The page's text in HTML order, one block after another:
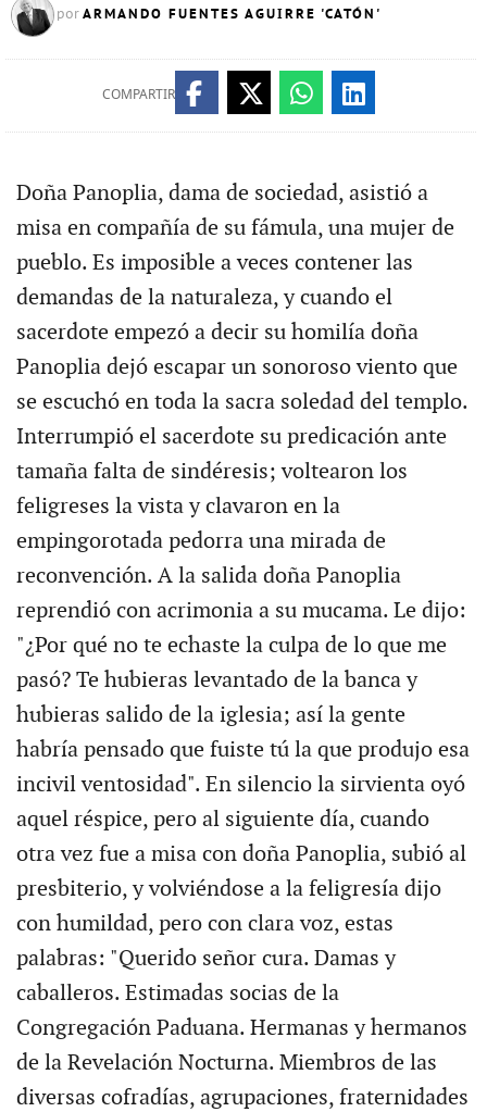
por ARMANDO FUENTES AGUIRRE 'CATÓN'
COMPARTIR
Doña Panoplia, dama de sociedad, asistió a
misa en compañía de su fámula, una mujer de
pueblo. Es imposible a veces contener las
demandas de la naturaleza, y cuando el
sacerdote empezó a decir su homilía doña
Panoplia dejó escapar un sonoroso viento que
se escuchó en toda la sacra soledad del templo.
Interrumpió el sacerdote su predicación ante
tamaña falta de sindéresis; voltearon los
feligreses la vista y clavaron en la
empingorotada pedorra una mirada de
reconvención. A la salida doña Panoplia
reprendió con acrimonia a su mucama. Le dijo:
"¿Por qué no te echaste la culpa de lo que me
pasó? Te hubieras levantado de la banca y
hubieras salido de la iglesia; así la gente
habría pensado que fuiste tú la que produjo esa
incivil ventosidad". En silencio la sirvienta oyó
aquel réspice, pero al siguiente día, cuando
otra vez fue a misa con doña Panoplia, subió al
presbiterio, y volviéndose a la feligresía dijo
con humildad, pero con clara voz, estas
palabras: "Querido señor cura. Damas y
caballeros. Estimadas socias de la
Congregación Paduana. Hermanas y hermanos
de la Revelación Nocturna. Miembros de las
diversas cofradías, agrupaciones, fraternidades